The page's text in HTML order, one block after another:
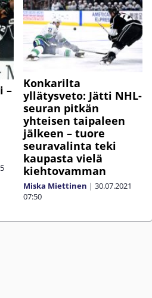
–
Konkarilta
yllätysveto: Jätti NHL-
seuran pitkän
yhteisen taipaleen
jälkeen – tuore
seuravalinta teki
kaupasta vielä
kiehtovamman
Miska Miettinen | 30.07.2021
07:50